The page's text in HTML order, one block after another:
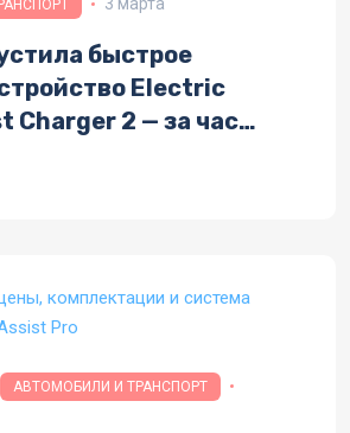
быстрое
Electric
Charger 2 — за час
АВТОМОБИЛИ И ТРАНСПОРТ